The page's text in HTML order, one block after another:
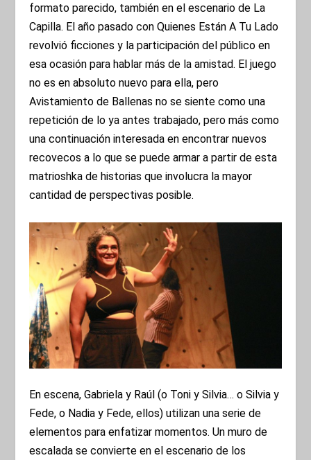
formato parecido, también en el escenario de La
Capilla. El año pasado con Quienes Están A Tu Lado
revolvió ficciones y la participación del público en
esa ocasión para hablar más de la amistad. El juego
no es en absoluto nuevo para ella, pero
Avistamiento de Ballenas no se siente como una
repetición de lo ya antes trabajado, pero más como
una continuación interesada en encontrar nuevos
recovecos a lo que se puede armar a partir de esta
matrioshka de historias que involucra la mayor
cantidad de perspectivas posible.
En escena, Gabriela y Raúl (o Toni y Silvia… o Silvia y
Fede, o Nadia y Fede, ellos) utilizan una serie de
elementos para enfatizar momentos. Un muro de
escalada se convierte en el escenario de los